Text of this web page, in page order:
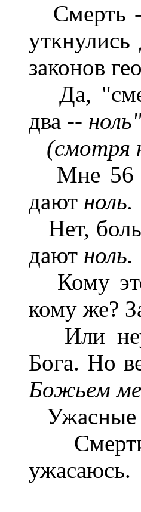
Смерть
законов
Да,
два --
(смотря
Мне 56
дают ноль.
Нет,
дают ноль.
Кому
кому же?
Или
Бога. Но
Божьем
Ужасные
Смерти
ужасаюсь.